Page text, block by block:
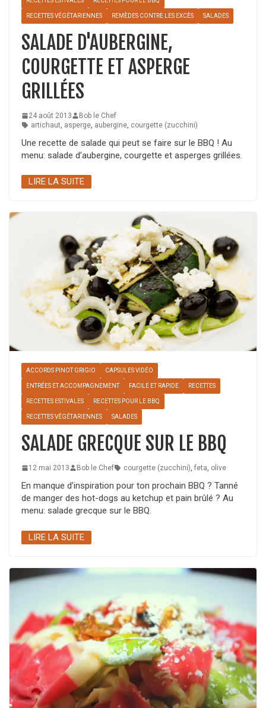
RECETTES VÉGÉTARIENNES REMÈDES CONTRE LES EXCÈS SALADES
SALADE D'AUBERGINE,
COURGETTE ET ASPERGE
GRILLÉES
24 août 2013
Bob le Chef
artichaut, asperge, aubergine, courgette (zucchini)
Une recette de salade qui peut se faire sur le BBQ ! Au
menu: salade d’aubergine, courgette et asperges grillées.
LIRE LA SUITE
ACCORDS PINOT GRIGIO CAPSULES VIDÉO
ENTRÉES ET ACCOMPAGNEMENT FACILE ET RAPIDE RECETTES
RECETTES ESTIVALES RECETTES POUR LE BBQ
RECETTES VÉGÉTARIENNES SALADES
SALADE GRECQUE SUR LE BBQ
12 mai 2013 Bob le Chef courgette (zucchini), feta, olive
En manque d’inspiration pour ton prochain BBQ ? Tanné
de manger des hot-dogs au ketchup et pain brûlé ? Au
menu: salade grecque sur le BBQ.
LIRE LA SUITE